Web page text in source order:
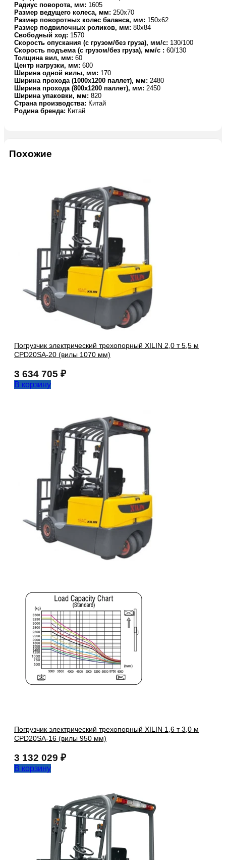
Радиус поворота, мм: 1605
Размер ведущего колеса, мм: 250х70
Размер поворотных колес баланса, мм: 150х62
Размер подвилочных роликов, мм: 80х84
Свободный ход: 1570
Скорость опускания (с грузом/без груза), мм/с: 130/100
Скорость подъема (с грузом/без груза), мм/с : 60/130
Толщина вил, мм: 60
Центр нагрузки, мм: 600
Ширина одной вилы, мм: 170
Ширина прохода (1000х1200 паллет), мм: 2480
Ширина прохода (800х1200 паллет), мм: 2450
Ширина упаковки, мм: 820
Страна производства: Китай
Родина бренда: Китай
Похожие
Погрузчик электрический трехопорный XILIN 2,0 т 5,5 м
CPD20SA-20 (вилы 1070 мм)
3 634 705 ₽
В корзину
Погрузчик электрический трехопорный XILIN 1,6 т 3,0 м
CPD20SA-16 (вилы 950 мм)
3 132 029 ₽
В корзину